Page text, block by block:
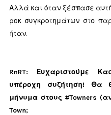
Αλλά και όταν ξέσπασε
ροκ συγκροτημάτων στο
ήταν.
RnRT: Ευχαριστούμε
υπέροχη συζήτηση! Θα
μήνυμα στους #Towners
Town;